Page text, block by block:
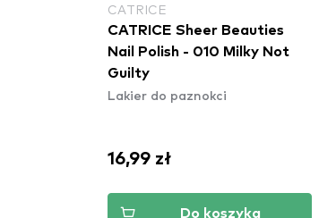
CATRICE
CATRICE Sheer Beauties
Nail Polish - 010 Milky Not
Guilty
Lakier do paznokci
16,99 zł
Do koszyka